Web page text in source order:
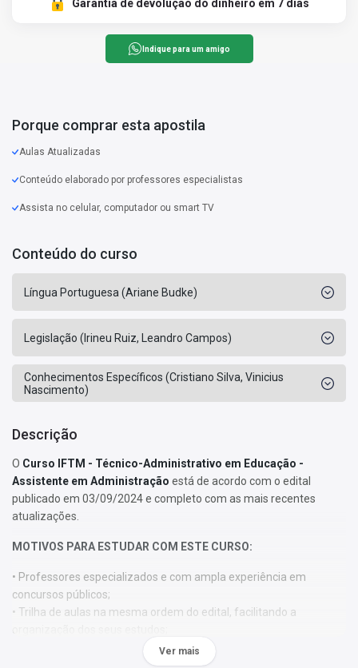
Garantia de devolução do dinheiro em 7 dias
Indique para um amigo
Porque comprar esta apostila
Aulas Atualizadas
Conteúdo elaborado por professores especialistas
Assista no celular, computador ou smart TV
Conteúdo do curso
Língua Portuguesa (Ariane Budke)
Legislação (Irineu Ruiz, Leandro Campos)
Conhecimentos Específicos (Cristiano Silva, Vinicius
Nascimento)
Descrição
O Curso IFTM - Técnico-Administrativo em Educação -
Assistente em Administração está de acordo com o edital
publicado em 03/09/2024 e completo com as mais recentes
atualizações.
MOTIVOS PARA ESTUDAR COM ESTE CURSO:
• Professores especializados e com ampla experiência em
concursos públicos;
• Trilha de aulas na mesma ordem do edital, facilitando a
organização dos seus estudos;
• 100% online para você assistir de onde quiser (com acesso à
internet), seja pelo computador, tablet ou smartphone;
Ver mais